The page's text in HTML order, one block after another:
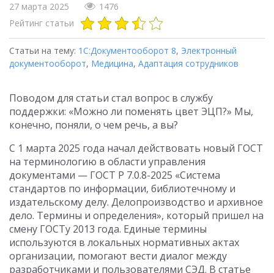
27 марта 2025
1476
Рейтинг статьи
Статьи на тему: 1С:Документооборот 8, Электронный
документооборот, Медицина, Адаптация сотрудников
Поводом для статьи стал вопрос в службу
поддержки: «Можно ли поменять цвет ЭЦП?» Мы,
конечно, поняли, о чем речь, а вы?
С 1 марта 2025 года начал действовать новый ГОСТ
на терминологию в области управления
документами — ГОСТ Р 7.0.8-2025 «Система
стандартов по информации, библиотечному и
издательскому делу. Делопроизводство и архивное
дело. Термины и определения», который пришел на
смену ГОСТу 2013 года. Единые термины
используются в локальных нормативных актах
организации, помогают вести диалог между
разработчиками и пользователями СЭД. В статье